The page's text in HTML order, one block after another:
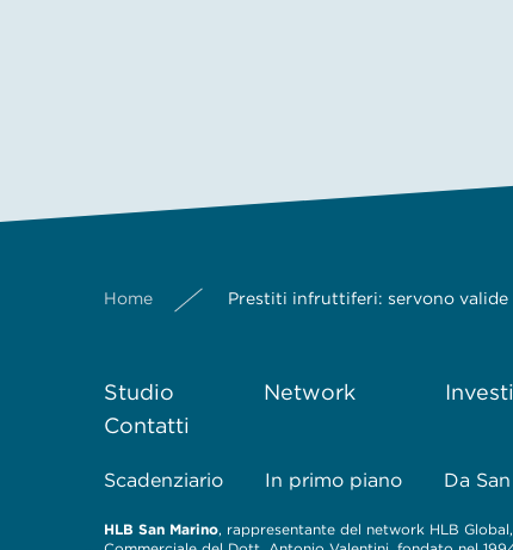
Home Prestiti infruttiferi: servono valide
Studio Network
Contatti
Scadenziario In primo piano Da
HLB San Marino, rappresentante del network HLB